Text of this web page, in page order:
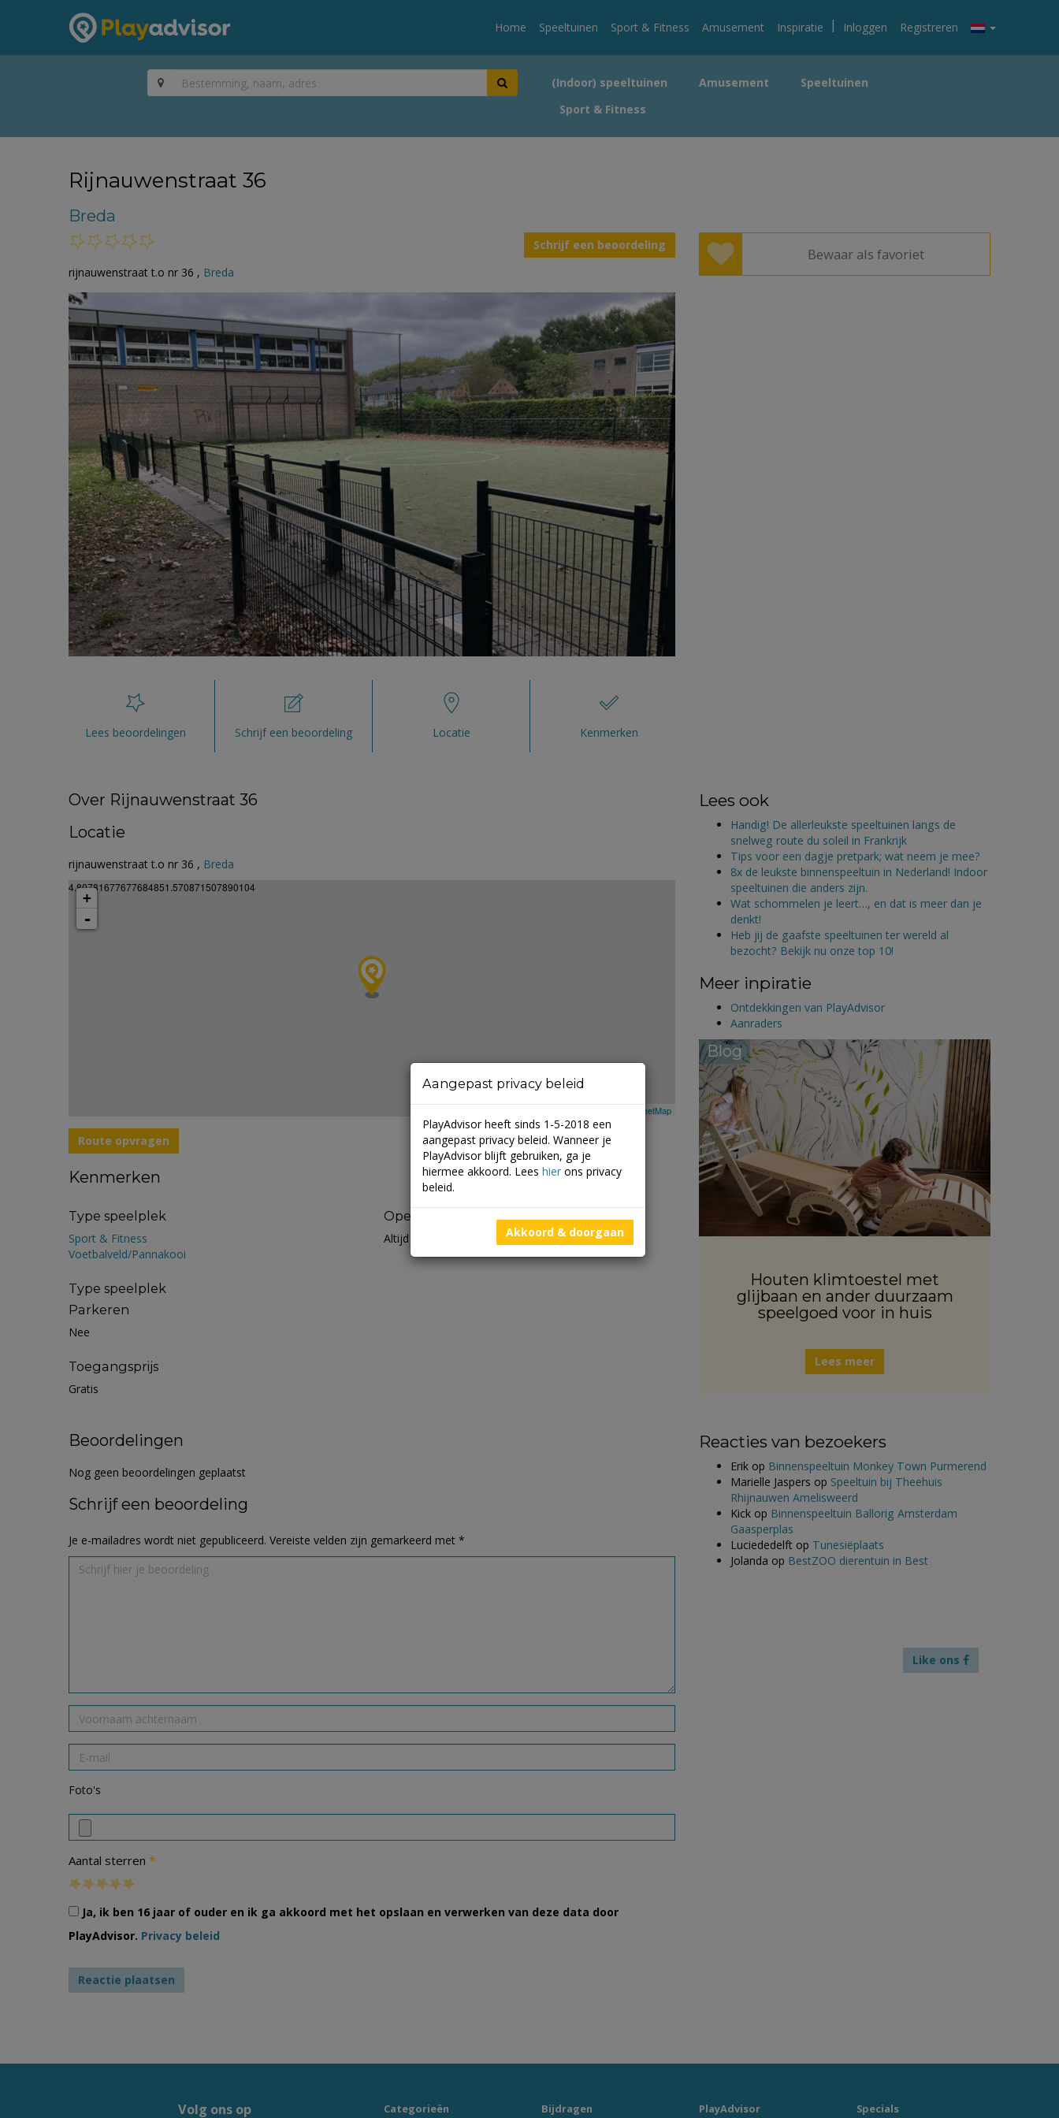
Home Speeltuinen Sport & Fitness Amusement Inspiratie | Inloggen Registreren
(Indoor) speeltuinen Amusement
Speeltuinen
Sport & Fitness
Rijnauwenstraat 36
Breda
Schrijf een beoordeling
rijnauwenstraat t.o nr 36 , Breda
Bewaar als favoriet
Lees beoordelingen Schrijf een beoordeling Locatie Kenmerken
Over Rijnauwenstraat 36
Locatie
rijnauwenstraat t.o nr 36 , Breda
4.80781677677684851.570871507890104
+
-
OpenStreetMap
Route opvragen
Kenmerken
Type speelplek
Sport & Fitness
Voetbalveld/Pannakooi
Type speelplek
Parkeren
Nee
Toegangsprijs
Gratis
Openingstijden
Altijd open
Beoordelingen
Nog geen beoordelingen geplaatst
Schrijf een beoordeling
Je e-mailadres wordt niet gepubliceerd. Vereiste velden zijn gemarkeerd met *
Foto's
Aantal sterren *
Ja, ik ben 16 jaar of ouder en ik ga akkoord met het opslaan en verwerken van deze data door
PlayAdvisor. Privacy beleid
Lees ook
Handig! De allerleukste speeltuinen langs de
snelweg route du soleil in Frankrijk
Tips voor een dagje pretpark; wat neem je mee?
8x de leukste binnenspeeltuin in Nederland! Indoor
speeltuinen die anders zijn.
Wat schommelen je leert…, en dat is meer dan je
denkt!
Heb jij de gaafste speeltuinen ter wereld al
bezocht? Bekijk nu onze top 10!
Meer inpiratie
Ontdekkingen van PlayAdvisor
Aanraders
Blog
Houten klimtoestel met
glijbaan en ander duurzaam
speelgoed voor in huis
Lees meer
Reacties van bezoekers
Erik op Binnenspeeltuin Monkey Town Purmerend
Marielle Jaspers op Speeltuin bij Theehuis
Rhijnauwen Amelisweerd
Kick op Binnenspeeltuin Ballorig Amsterdam
Gaasperplas
Luciededelft op Tunesiëplaats
Jolanda op BestZOO dierentuin in Best
Like ons
Volg ons op Categorieën Bijdragen PlayAdvisor Specials
Aangepast privacy beleid
PlayAdvisor heeft sinds 1-5-2018 een
aangepast privacy beleid. Wanneer je
PlayAdvisor blijft gebruiken, ga je
hiermee akkoord. Lees hier ons privacy
beleid.
Akkoord & doorgaan